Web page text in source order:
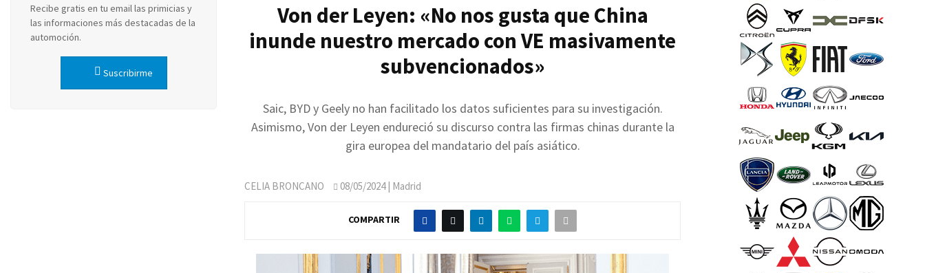
Von der Leyen: «No nos gusta que China
inunde nuestro mercado con VE masivamente
subvencionados»
Saic, BYD y Geely no han facilitado los datos suficientes para su investigación.
Asimismo, Von der Leyen endureció su discurso contra las firmas chinas durante la
gira europea del mandatario del país asiático.
CELIA BRONCANO 08/05/2024| Madrid
COMPARTIR
Recibe gratis en tu email las primicias y
las informaciones más destacadas de la
automoción.
Suscribirme